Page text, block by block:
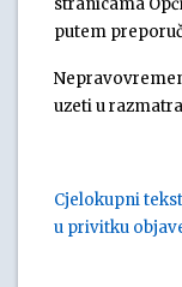
putem
uzeti u
Cjelokupni
u privitku